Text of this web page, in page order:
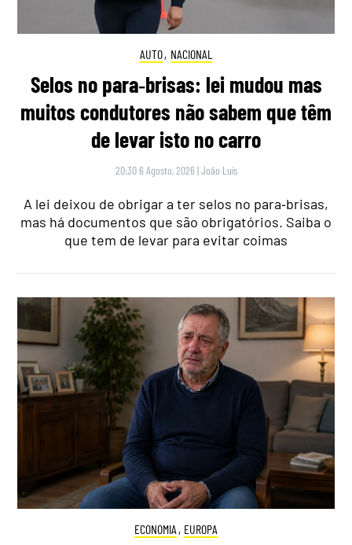
AUTO, NACIONAL
Selos no para‑brisas: lei mudou mas
muitos condutores não sabem que têm
de levar isto no carro
20:30 6 Agosto, 2026 |João Luís
A lei deixou de obrigar a ter selos no para‑brisas,
mas há documentos que são obrigatórios. Saiba o
que tem de levar para evitar coimas
ECONOMIA , EUROPA